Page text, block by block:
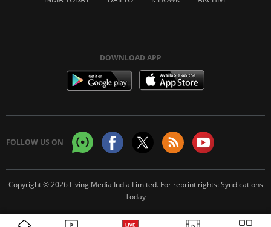
DOWNLOAD APP
FOLLOW US ON
Copyright © 2026 Living Media India Limited. For reprint rights:Syndications
Today